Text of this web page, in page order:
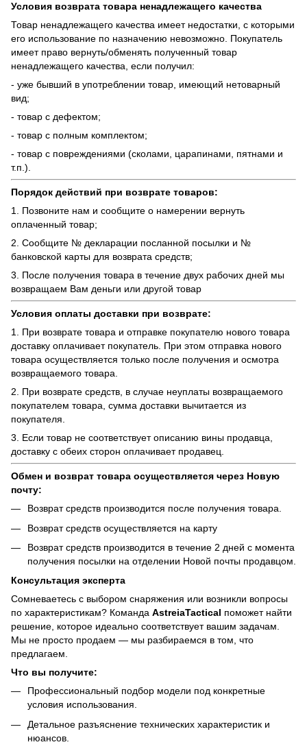
Условия возврата товара ненадлежащего качества
Товар ненадлежащего качества имеет недостатки, с которыми
его использование по назначению невозможно. Покупатель
имеет право вернуть/обменять полученный товар
ненадлежащего качества, если получил:
- уже бывший в употреблении товар, имеющий нетоварный
вид;
- товар с дефектом;
- товар с полным комплектом;
- товар с повреждениями (сколами, царапинами, пятнами и
т.п.).
Порядок действий при возврате товаров:
1. Позвоните нам и сообщите о намерении вернуть
оплаченный товар;
2. Сообщите № декларации посланной посылки и №
банковской карты для возврата средств;
3. После получения товара в течение двух рабочих дней мы
возвращаем Вам деньги или другой товар
Условия оплаты доставки при возврате:
1. При возврате товара и отправке покупателю нового товара
доставку оплачивает покупатель. При этом отправка нового
товара осуществляется только после получения и осмотра
возвращаемого товара.
2. При возврате средств, в случае неуплаты возвращаемого
покупателем товара, сумма доставки вычитается из
покупателя.
3. Если товар не соответствует описанию вины продавца,
доставку с обеих сторон оплачивает продавец.
Обмен и возврат товара осуществляется через Новую
почту:
Возврат средств производится после получения товара.
Возврат средств осуществляется на карту
Возврат средств производится в течение 2 дней с момента
получения посылки на отделении Новой почты продавцом.
Консультация эксперта
Сомневаетесь с выбором снаряжения или возникли вопросы
по характеристикам? Команда AstreiaTactical поможет найти
решение, которое идеально соответствует вашим задачам.
Мы не просто продаем — мы разбираемся в том, что
предлагаем.
Что вы получите:
Профессиональный подбор модели под конкретные
условия использования.
Детальное разъяснение технических характеристик и
нюансов.